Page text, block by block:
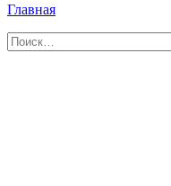
Главная
Найти: